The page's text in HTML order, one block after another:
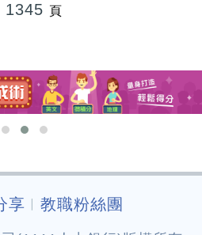
1345 頁
享 教職粉絲團